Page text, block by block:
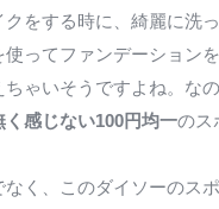
をする時に、綺麗に洗
ってファンデーション
ゃいそうですよね。なの
感じない100円均一のス
く、このダイソーのス